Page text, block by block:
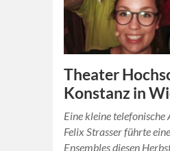
Theater
Konstanz in
Eine kleine telefonische
Felix Strasser führte
Ensembles diesen